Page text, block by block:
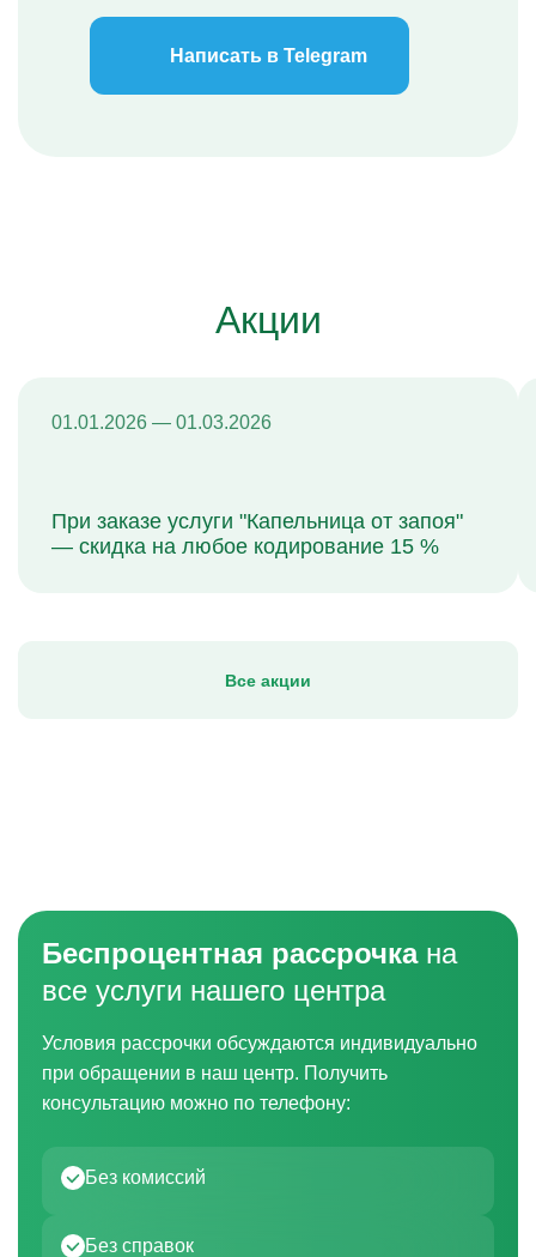
Написать в Telegram
Акции
01.01.2026 — 01.03.2026
При заказе услуги "Капельница от запоя"
— скидка на любое кодирование 15 %
Все акции
Беспроцентная рассрочкана
все услуги нашего центра
Условия рассрочки обсуждаются индивидуально
при обращении в наш центр. Получить
консультацию можно по телефону:
Без комиссий
Без справок